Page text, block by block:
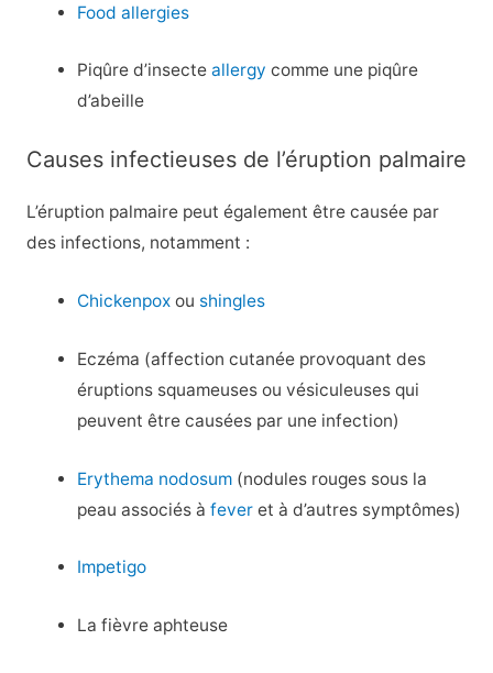
Food allergies
Piqûre d’insecteallergy comme une piqûre
d’abeille
Causes infectieuses de l’éruption palmaire
L’éruption palmaire peut également être causée par
des infections, notamment :
Chickenpox ou shingles
Eczéma (affection cutanée provoquant des
éruptions squameuses ou vésiculeuses qui
peuvent être causées par une infection)
Erythema nodosum (nodules rouges sous la
peau associés àfever et à d’autres symptômes)
Impetigo
La fièvre aphteuse